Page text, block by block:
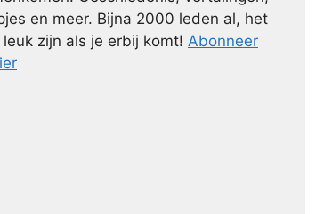
en meer. Bijna 2000 leden al, het
leuk zijn als je erbij komt! Abonneer